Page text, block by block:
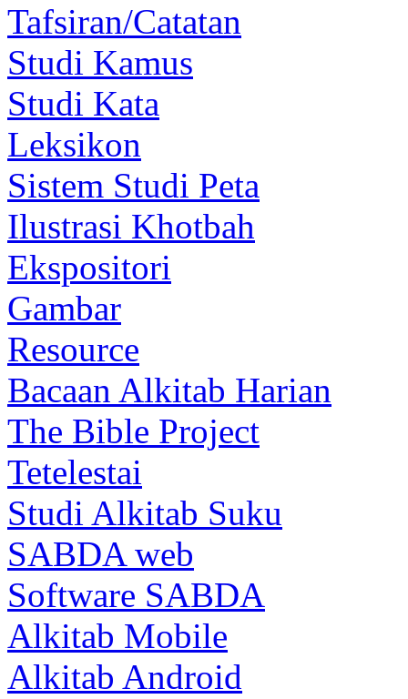
Tafsiran/Catatan
Studi Kamus
Studi Kata
Leksikon
Sistem Studi Peta
Ilustrasi Khotbah
Ekspositori
Gambar
Resource
Bacaan Alkitab Harian
The Bible Project
Tetelestai
Studi Alkitab Suku
SABDA web
Software SABDA
Alkitab Mobile
Alkitab Android